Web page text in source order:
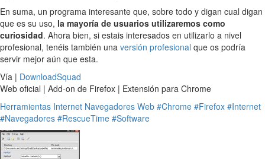
En suma, un programa interesante que, sobre todo y digan cual digan
que es su uso, la mayoría de usuarios utilizaremos como
curiosidad. Ahora bien, si estais interesados en utilizarlo a nivel
profesional, tenéis también una versión profesional que os podría
servir mejor aún que esta.
Vía | DownloadSquad
Web oficial | Add-on de Firefox | Extensión para Chrome
Herramientas Internet Navegadores Web #Chrome #Firefox #Internet
#Navegadores #RescueTime #Software